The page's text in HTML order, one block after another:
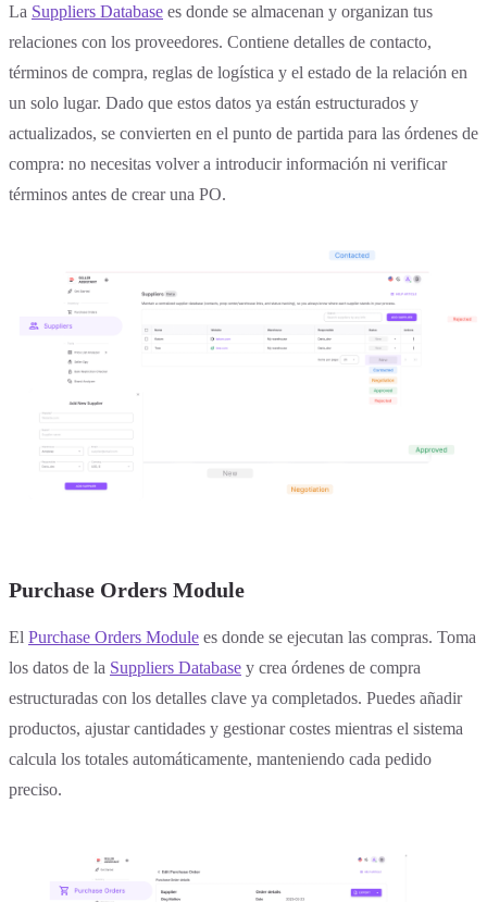
La Suppliers Database es donde se almacenan y organizan tus
relaciones con los proveedores. Contiene detalles de contacto,
términos de compra, reglas de logística y el estado de la relación en
un solo lugar. Dado que estos datos ya están estructurados y
actualizados, se convierten en el punto de partida para las órdenes de
compra: no necesitas volver a introducir información ni verificar
términos antes de crear una PO.
Purchase Orders Module
El Purchase Orders Module es donde se ejecutan las compras. Toma
los datos de la Suppliers Database y crea órdenes de compra
estructuradas con los detalles clave ya completados. Puedes añadir
productos, ajustar cantidades y gestionar costes mientras el sistema
calcula los totales automáticamente, manteniendo cada pedido
preciso.